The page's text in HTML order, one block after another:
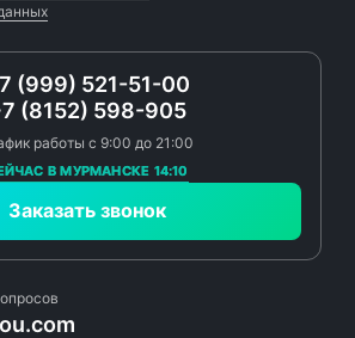
(999) 521-51-00
(8152) 598-905
Заказать звонок
работы с 9:00 до 21:00
В МУРМАНСКЕ 14:10